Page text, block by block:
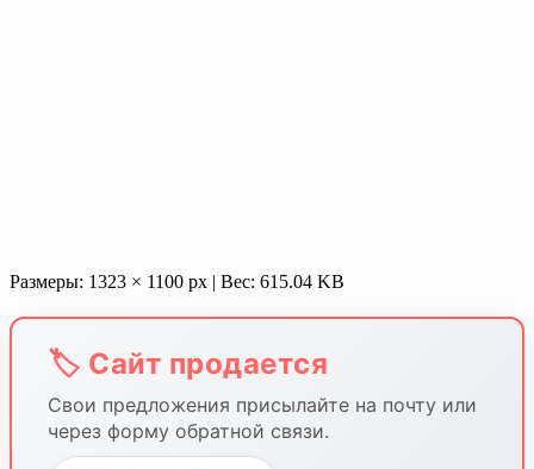
Размеры: 1323 × 1100 px | Вес: 615.04 KB
🏷️ Сайт продается
Свои предложения присылайте на почту или
через форму обратной связи.